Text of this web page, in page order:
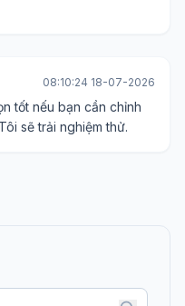
08:10:24 18-07-2026
tốt nếu bạn cần chỉnh
sẽ trải nghiệm thử.